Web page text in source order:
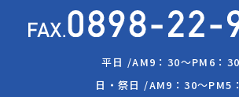
平日 /AM9：30～PM6：30
日・祭日 /AM9：30～PM5